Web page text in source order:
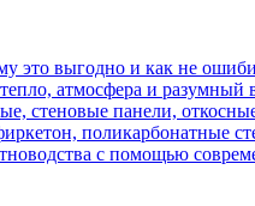
это выгодно и как не
атмосфера и разумный
стеновые панели,
поликарбонатные
с помощью